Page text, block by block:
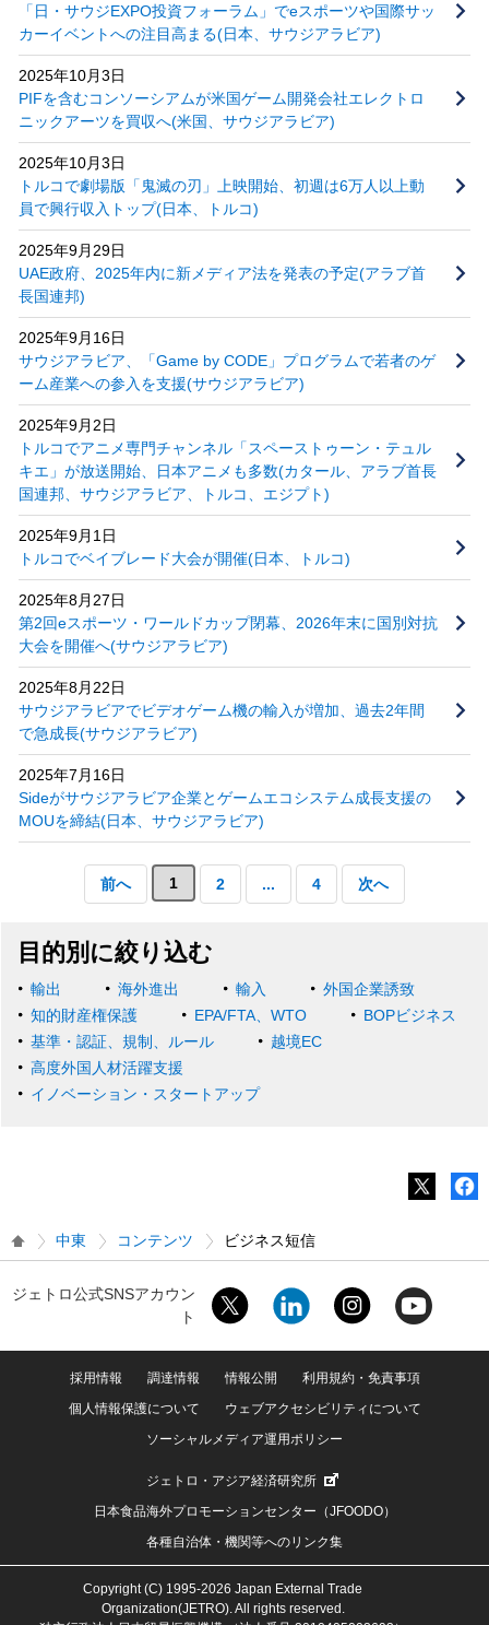
「日・サウジEXPO投資フォーラム」でeスポーツや国際サッ
カーイベントへの注目高まる(日本、サウジアラビア)
2025年10月3日
PIFを含むコンソーシアムが米国ゲーム開発会社エレクトロ
ニックアーツを買収へ(米国、サウジアラビア)
2025年10月3日
トルコで劇場版「鬼滅の刃」上映開始、初週は6万人以上動
員で興行収入トップ(日本、トルコ)
2025年9月29日
UAE政府、2025年内に新メディア法を発表の予定(アラブ首
長国連邦)
2025年9月16日
サウジアラビア、「Game by CODE」プログラムで若者のゲ
ーム産業への参入を支援(サウジアラビア)
2025年9月2日
トルコでアニメ専門チャンネル「スペーストゥーン・テュル
キエ」が放送開始、日本アニメも多数(カタール、アラブ首長
国連邦、サウジアラビア、トルコ、エジプト)
2025年9月1日
トルコでベイブレード大会が開催(日本、トルコ)
2025年8月27日
第2回eスポーツ・ワールドカップ閉幕、2026年末に国別対抗
大会を開催へ(サウジアラビア)
2025年8月22日
サウジアラビアでビデオゲーム機の輸入が増加、過去2年間
で急成長(サウジアラビア)
2025年7月16日
Sideがサウジアラビア企業とゲームエコシステム成長支援の
MOUを締結(日本、サウジアラビア)
前へ 1 2 ... 4 次へ
目的別に絞り込む
輸出 海外進出 輸入
外国企業誘致
知的財産権保護
EPA/FTA、WTO
BOPビジネス
基準・認証、規制、ルール
越境EC
高度外国人材活躍支援
イノベーション・スタートアップ
中東 コンテンツ ビジネス短信
ジェトロ公式SNSアカウン
ト
採用情報 調達情報 情報公開
利用規約・免責事項
個人情報保護について
ウェブアクセシビリティについて
ソーシャルメディア運用ポリシー
ジェトロ・アジア経済研究所
日本食品海外プロモーションセンター（JFOODO）
各種自治体・機関等へのリンク集
Copyright (C) 1995-2026 Japan External Trade
Organization(JETRO). All rights reserved.